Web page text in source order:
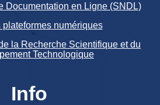
Documentation en Ligne (SNDL)
plateformes numériques
la Recherche Scientifique et du
Technologique
Info